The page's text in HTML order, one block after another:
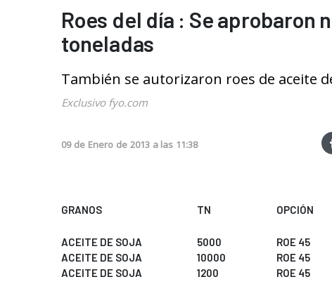
Roes del día : Se aprobaron
toneladas
También se autorizaron roes de aceite
Exclusivo fyo.com
09 de Enero de 2013 a las 11:38
GRANOS TN OPCIÓN
ACEITE DE SOJA 5000 ROE 45
ACEITE DE SOJA
10000 ROE 45
ACEITE DE SOJA
1200 ROE 45